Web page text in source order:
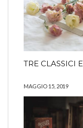
TRE CLASSICI
MAGGIO 15, 2019